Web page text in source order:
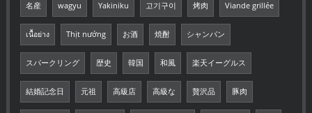
名産 wagyu Yakiniku 고기구이 烤肉 Viande grillée
เนื้อย่าง Thịt nướng お酒 焼酎 シャンパン
スパークリング 歴史 韓国 和風 楽天イーグルス
結婚記念日 元祖 高級店 高級な 贅沢品 豚肉